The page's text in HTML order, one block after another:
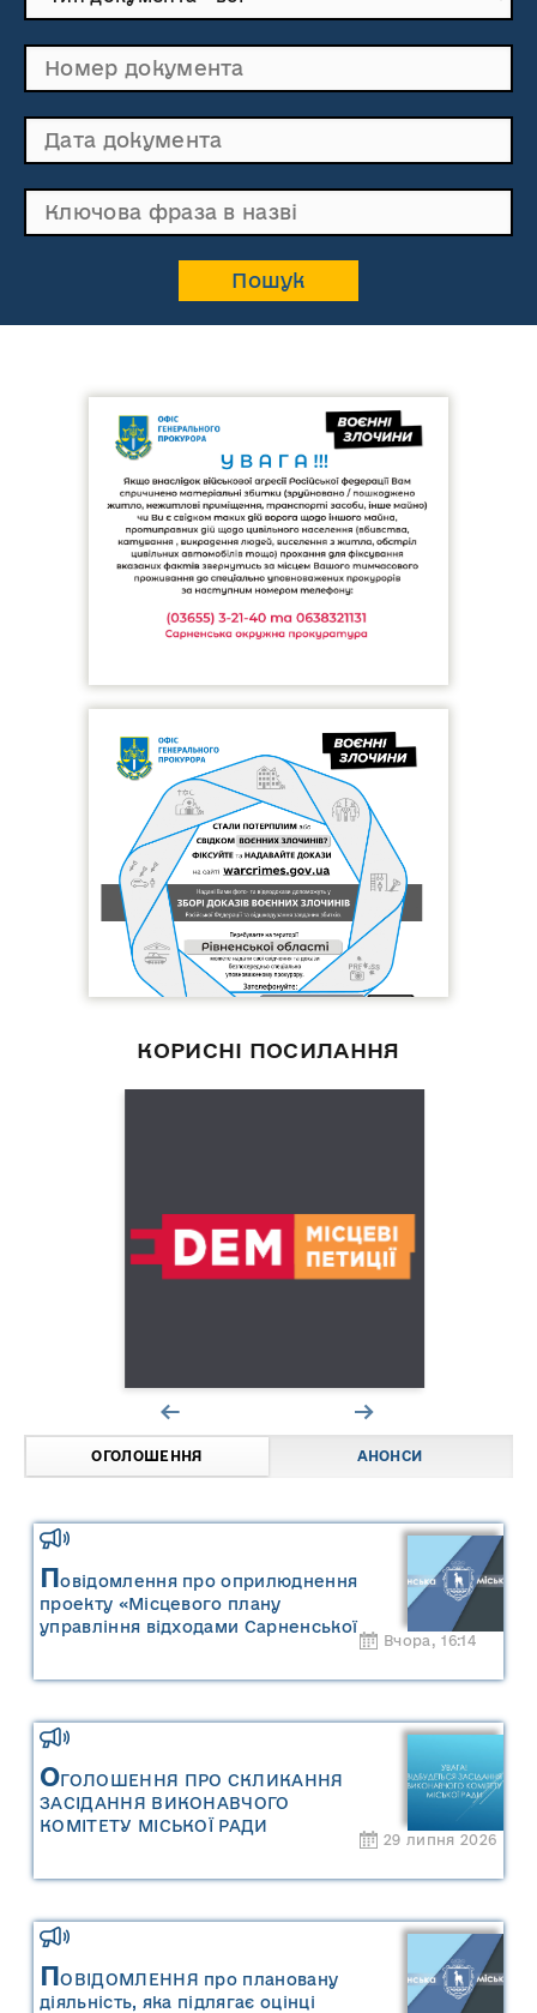
КОРИСНІ ПОСИЛАННЯ
ОГОЛОШЕННЯ АНОНСИ
Повідомлення про оприлюднення
проекту «Місцевого плану
управління відходами Сарненської
міської територіальної громади» та
управління відходами Сарненської
міської територіальної громади»
Вчора, 16:14
ОГОЛОШЕННЯ ПРО СКЛИКАННЯ
ЗАСІДАННЯ ВИКОНАВЧОГО
КОМІТЕТУ МІСЬКОЇ РАДИ
29 липня 2026
ПОВІДОМЛЕННЯ про плановану
діяльність, яка підлягає оцінці